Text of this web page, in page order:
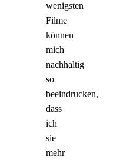
wenigsten
Filme
können
mich
nachhaltig
so
beeindrucken,
dass
ich
sie
mehr